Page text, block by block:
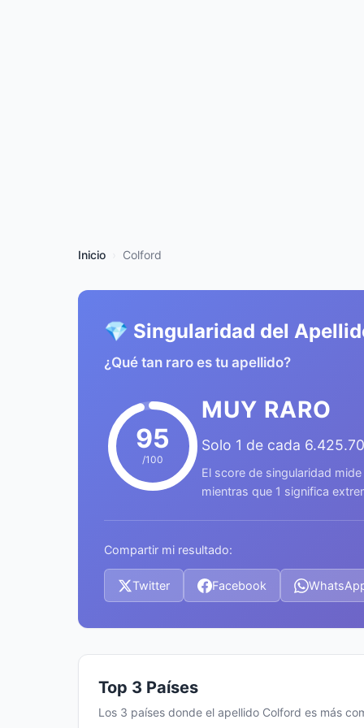
Inicio Colford
💎 Singularidad del
¿Qué tan raro es tu apellido?
95
/100
MUY RARO
Solo 1 de cada
El score de singularidad
mientras que 1 significa
Compartir mi resultado:
Twitter Facebook
Top 3 Países
Los 3 países donde el apellido Colford es más